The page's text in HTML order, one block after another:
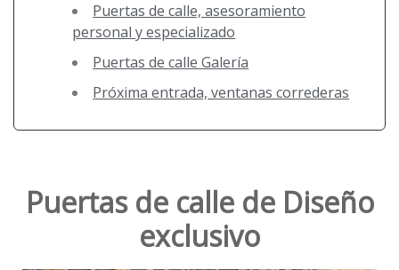
Puertas de calle, asesoramiento
personal y especializado
Puertas de calle Galería
Próxima entrada, ventanas correderas
Puertas de calle de Diseño
exclusivo